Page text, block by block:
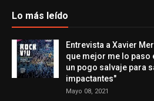
Lo más leído
Entrevista a Xavier
que mejor me lo paso
un pogo salvaje para
impactantes"
Mayo 08, 2021